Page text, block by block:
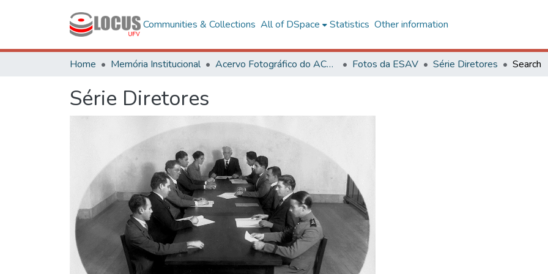
Communities & Collections All of DSpace Statistics Other information
Home Memória Institucional Acervo Fotográfico do ACH-UFV Fotos da ESAV Série Diretores Search
Série Diretores